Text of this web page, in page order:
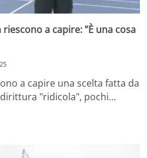
a capire: ”È una cosa
a capire una scelta fatta da
"ridicola", pochi…